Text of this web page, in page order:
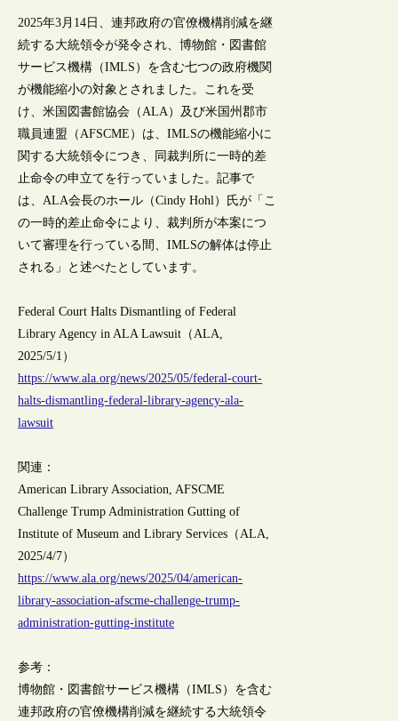
2025年3月14日、連邦政府の官僚機構削減を継
続する大統領令が発令され、博物館・図書館
サービス機構（IMLS）を含む七つの政府機関
が機能縮小の対象とされました。これを受
け、米国図書館協会（ALA）及び米国州郡市
職員連盟（AFSCME）は、IMLSの機能縮小に
関する大統領令につき、同裁判所に一時的差
止命令の申立てを行っていました。記事で
は、ALA会長のホール（Cindy Hohl）氏が「こ
の一時的差止命令により、裁判所が本案につ
いて審理を行っている間、IMLSの解体は停止
される」と述べたとしています。
Federal Court Halts Dismantling of Federal
Library Agency in ALA Lawsuit（ALA,
2025/5/1）
https://www.ala.org/news/2025/05/federal-court-
halts-dismantling-federal-library-agency-ala-
lawsuit
関連：
American Library Association, AFSCME
Challenge Trump Administration Gutting of
Institute of Museum and Library Services（ALA,
2025/4/7）
https://www.ala.org/news/2025/04/american-
library-association-afscme-challenge-trump-
administration-gutting-institute
参考：
博物館・図書館サービス機構（IMLS）を含む
連邦政府の官僚機構削減を継続する大統領令